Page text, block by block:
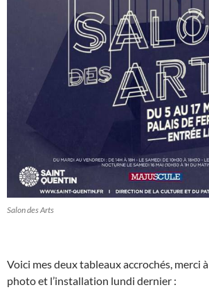
Salon des Arts
Voici mes deux tableaux accrochés, merci à
photo et l’installation lundi dernier :